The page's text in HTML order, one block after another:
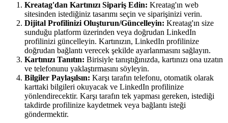
Kreatag'dan Kartınızı Sipariş Edin: Kreatag'ın web
sitesinden istediğiniz tasarımı seçin ve siparişinizi verin.
Dijital Profilinizi Oluşturun/Güncelleyin: Kreatag'ın size
sunduğu platform üzerinden veya doğrudan LinkedIn
profilinizi güncelleyin. Kartınızın, LinkedIn profilinize
doğrudan bağlantı verecek şekilde ayarlanmasını sağlayın.
Kartınızı Tanıtın: Birisiyle tanıştığınızda, kartınızı ona uzatın
ve telefonunu yaklaştırmasını söyleyin.
Bilgiler Paylaşılsın: Karşı tarafın telefonu, otomatik olarak
karttaki bilgileri okuyacak ve LinkedIn profilinize
yönlendirecektir. Karşı tarafın tek yapması gereken, istediği
takdirde profilinize kaydetmek veya bağlantı isteği
göndermektir.